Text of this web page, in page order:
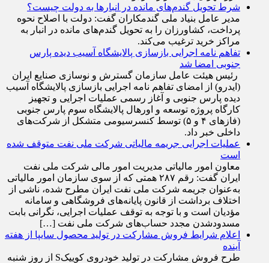
مرز مهران با ۳۵ هزار نفر بوده است.
شرط تحویل گندم‌های مانده در انبار‌ها به دولت چیست؟
مدیر عامل بنیاد ملی گندمکاران گفت: دولت با اصلاح نحوه
پرداخت، کشاورزان را به تحویل گندم‌های مانده در انبار به
مراکز خرید ترغیب می‌کند.
تفاهم نامه اجرایی بازسازی پالایشگاه آسیب دیده پارس
جنوبی امضا شد
رئیس هیئت عامل سازمان گسترش و نوسازی صنایع ایران
(ایدرو) از امضای تفاهم نامه اجرایی بازسازی پالایشگاه آسیب
دیده پارس جنوبی و آغاز رسمی عملیات اجرایی و تجهیز
کارگاه پروژه توسعه و اورهال پالایشگاه سوم پارس جنوبی
(فاز‌های ۴ و ۵) توسط کنسرسیومی متشکل از شرکت‌های
داخلی خبر داد.
عملیات اجرایی جریمه مالیاتی شرکت ملی نفت متوقف شده
است
معاون امور مالیاتی مدیریت امور مالی شرکت ملی نفت
ایران گفت: رقم ۲۸۷ همتی که از سوی سازمان امور مالیاتی
به‌عنوان جریمه شرکت ملی نفت ایران مطرح شده، ناشی از
اختلاف برداشت از قانون پایانه‌های فروشگاهی و سامانه
مؤدیان است و با توجه به توقف عملیات اجرایی، نگرانی بابت
مسدودشدن مجدد حساب‌های شرکت ملی نفت […]
اعلام شرایط فروش مشارکت در تولید محصول سایپا از هفته
آینده